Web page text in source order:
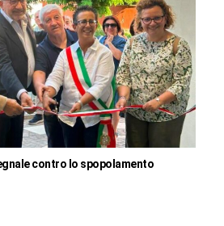
contro lo spopolamento